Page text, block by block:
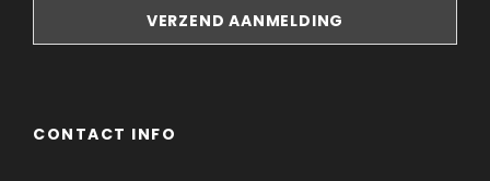
CONTACT INFO